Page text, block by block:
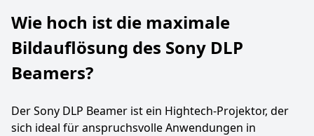
Wie hoch ist die maximale
Bildauflösung des Sony DLP
Beamers?
Der Sony DLP Beamer ist ein Hightech-Projektor, der
sich ideal für anspruchsvolle Anwendungen in